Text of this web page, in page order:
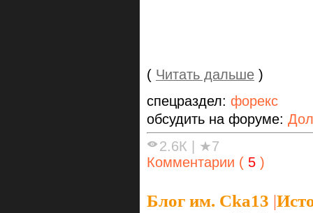
( Читать дальше )
спецраздел: форекс
обсудить на форуме:
2.6К
★7
Комментарии ( 5 )
Блог им. Cka13 |